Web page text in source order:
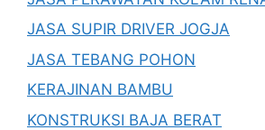
JASA SUPIR DRIVER JOGJA
JASA TEBANG POHON
KERAJINAN BAMBU
KONSTRUKSI BAJA BERAT